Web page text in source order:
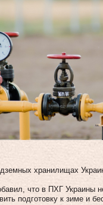
хранилищах
что в ПХГ Украины
подготовку к зиме и